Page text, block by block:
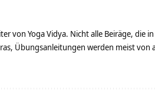
von Yoga Vidya. Nicht alle Beiräge,
Übungsanleitungen werden meist